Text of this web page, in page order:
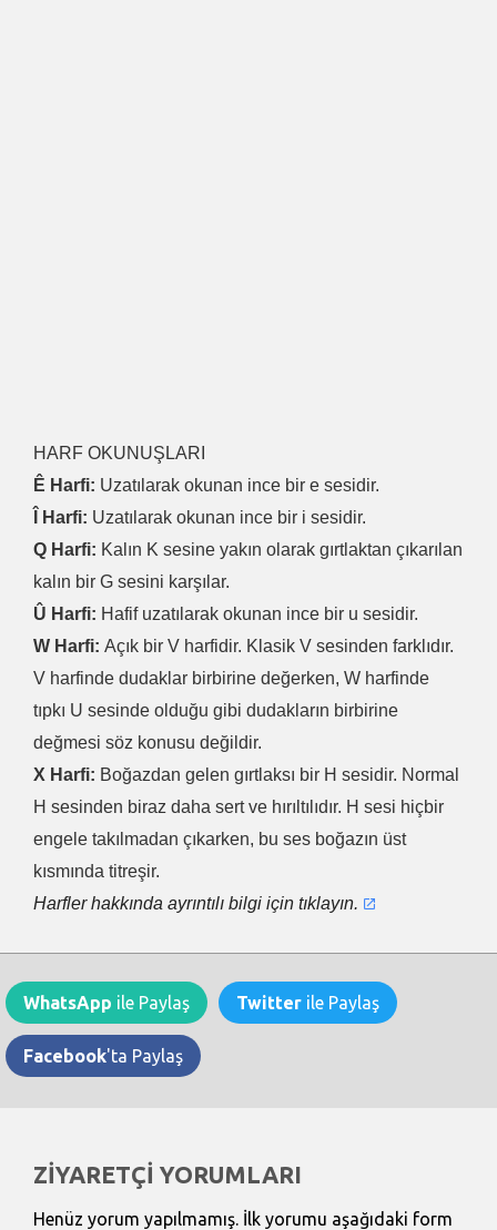
HARF OKUNUŞLARI
Ê Harfi: Uzatılarak okunan ince bir e sesidir.
Î Harfi: Uzatılarak okunan ince bir i sesidir.
Q Harfi: Kalın K sesine yakın olarak gırtlaktan çıkarılan
kalın bir G sesini karşılar.
Û Harfi: Hafif uzatılarak okunan ince bir u sesidir.
W Harfi: Açık bir V harfidir. Klasik V sesinden farklıdır.
V harfinde dudaklar birbirine değerken, W harfinde
tıpkı U sesinde olduğu gibi dudakların birbirine
değmesi söz konusu değildir.
X Harfi: Boğazdan gelen gırtlaksı bir H sesidir. Normal
H sesinden biraz daha sert ve hırıltılıdır. H sesi hiçbir
engele takılmadan çıkarken, bu ses boğazın üst
kısmında titreşir.
Harfler hakkında ayrıntılı bilgi için tıklayın.
WhatsApp ile Paylaş Twitter ile Paylaş
Facebook'ta Paylaş
ZİYARETÇİ YORUMLARI
Henüz yorum yapılmamış. İlk yorumu aşağıdaki form